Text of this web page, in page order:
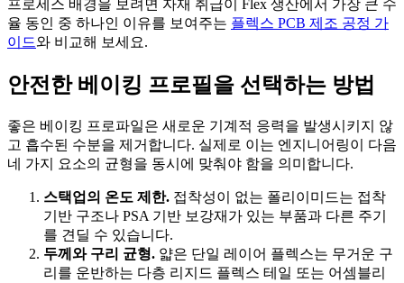
프로세스 배경을 보려면 자재 취급이 Flex 생산에서 가장 큰 수
율 동인 중 하나인 이유를 보여주는 플렉스 PCB 제조 공정 가
이드와 비교해 보세요.
안전한 베이킹 프로필을 선택하는 방법
좋은 베이킹 프로파일은 새로운 기계적 응력을 발생시키지 않
고 흡수된 수분을 제거합니다. 실제로 이는 엔지니어링이 다음
네 가지 요소의 균형을 동시에 맞춰야 함을 의미합니다.
스택업의 온도 제한. 접착성이 없는 폴리이미드는 접착
기반 구조나 PSA 기반 보강재가 있는 부품과 다른 주기
를 견딜 수 있습니다.
두께와 구리 균형. 얇은 단일 레이어 플렉스는 무거운 구
리를 운반하는 다층 리지드 플렉스 테일 또는 어셈블리